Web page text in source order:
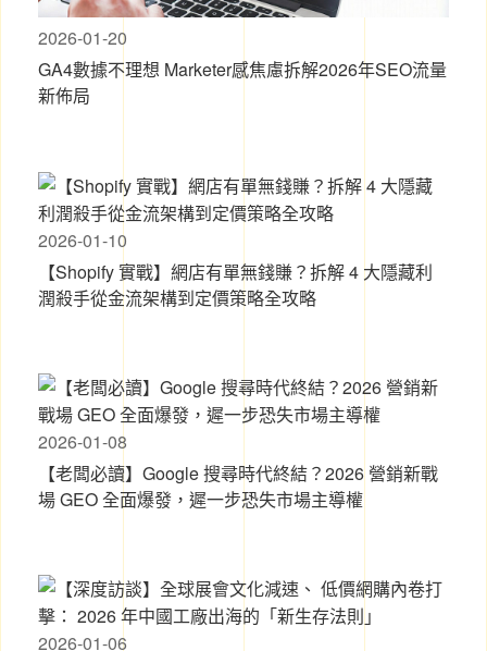
2026-01-20
GA4數據不理想 Marketer感焦慮拆解2026年SEO流量
新佈局
2026-01-10
【Shopify 實戰】網店有單無錢賺？拆解 4 大隱藏利
潤殺手從金流架構到定價策略全攻略
2026-01-08
【老闆必讀】Google 搜尋時代終結？2026 營銷新戰
場 GEO 全面爆發，遲一步恐失市場主導權
2026-01-06